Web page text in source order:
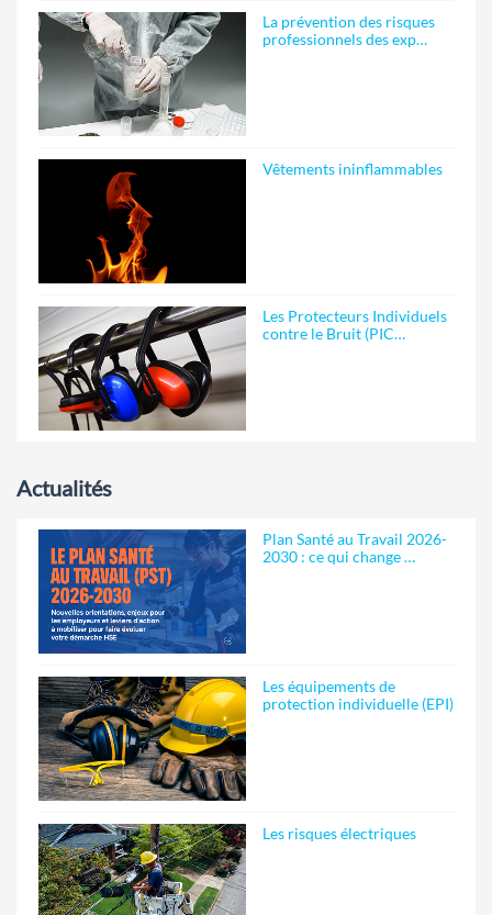
La prévention des risques
professionnels des exp…
Vêtements ininflammables
Les Protecteurs Individuels
contre le Bruit (PIC…
Actualités
Plan Santé au Travail 2026-
2030 : ce qui change …
Les équipements de
protection individuelle (EPI)
Les risques électriques